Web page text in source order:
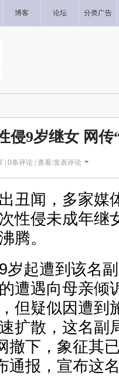
博客 论坛 分类广告
侵9岁继女 网传
| 0条评论 | 查看/发表评论
丑闻，多家媒
性侵未成年继
腾。
岁起遭到该名
遭遇向母亲倾
但疑似因遭到
扩散，这名副
撤下，象征其
通报，宣布这